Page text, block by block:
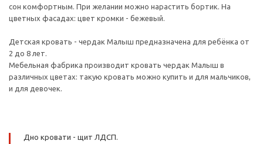
сон комфортным. При желании можно нарастить бортик. На
цветных фасадах: цвет кромки - бежевый.
Детская кровать - чердак Малыш предназначена для ребёнка от
2 до 8 лет.
Мебельная фабрика производит кровать чердак Малыш в
различных цветах: такую кровать можно купить и для мальчиков,
и для девочек.
Дно кровати - щит ЛДСП.